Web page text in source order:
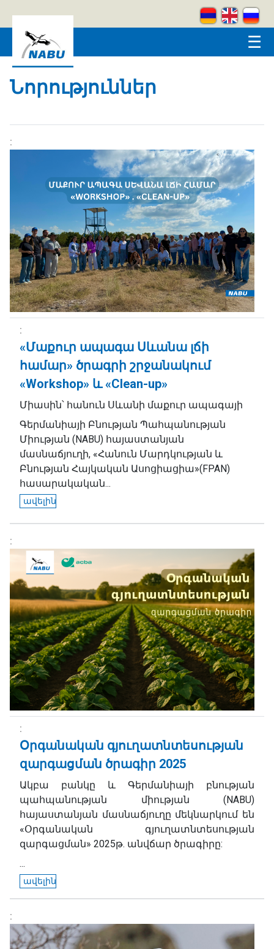
☰
Նորություններ
«Մաքուր ապագա Սևանա լճի
համար» ծրագրի շրջանակում
«Workshop» և «Clean-up»
Միասին՝ հանուն Սևանի մաքուր ապագայի
Գերմանիայի Բնության Պահպանության
Միության (NABU) հայաստանյան
մասնաճյուղի, «Հանուն Մարդկության և
Բնության Հայկական Ասոցիացիա»(FPAN)
հասարակական...
ավելին
Օրգանական գյուղատնտեսության
զարգացման ծրագիր 2025
Ակբա բանկը և Գերմանիայի բնության
պահպանության միության (NABU)
հայաստանյան մասնաճյուղը մեկնարկում են
«Օրգանական գյուղատնտեսության
զարգացման» 2025թ. անվճար ծրագիրը:
...
ավելին